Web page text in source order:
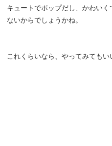
キュートでポップだし、かわい
ないからでしょうかね。
これくらいなら、やってみても